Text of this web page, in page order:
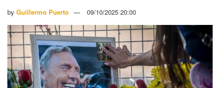
by Guillermo Puerto 09/10/2025 20:00